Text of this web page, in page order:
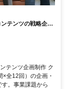
テンツの戦略企
す。
テンツ企画制作 ク
全12回）の企画・
。事業課題から